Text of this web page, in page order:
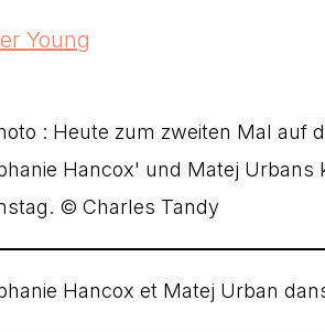
Young
Hancox et Matej Urban